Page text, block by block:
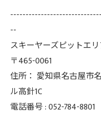
--
スキーヤーズピットエリ
〒465-0061
住所： 愛知県名古屋市
ル高針1C
電話番号 :052-784-8801